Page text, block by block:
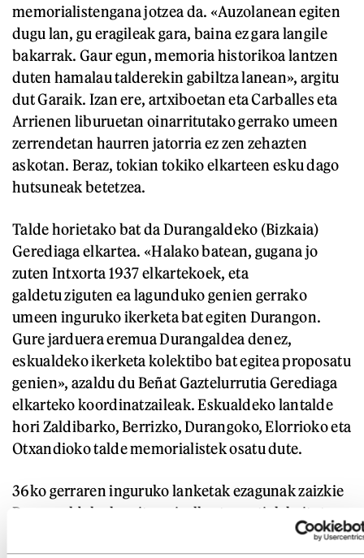
memorialistengana jotzea da. «Auzolanean egiten
dugu lan, gu eragileak gara, baina ez gara langile
bakarrak. Gaur egun, memoria historikoa lantzen
duten hamalau talderekin gabiltza lanean», argitu
dut Garaik. Izan ere, artxiboetan eta Carballes eta
Arrienen liburuetan oinarritutako gerrako umeen
zerrendetan haurren jatorria ez zen zehazten
askotan. Beraz, tokian tokiko elkarteen esku dago
hutsuneak betetzea.
Talde horietako bat da Durangaldeko (Bizkaia)
Gerediaga elkartea. «Halako batean, gugana jo
zuten Intxorta 1937 elkartekoek, eta
galdetu ziguten ea lagunduko genien gerrako
umeen inguruko ikerketa bat egiten Durangon.
Gure jarduera eremua Durangaldea denez,
eskualdeko ikerketa kolektibo bat egitea proposatu
genien», azaldu du Beñat Gaztelurrutia Gerediaga
elkarteko koordinatzaileak. Eskualdeko lantalde
hori Zaldibarko, Berrizko, Durangoko, Elorrioko eta
Otxandioko talde memorialistek osatu dute.
36ko gerraren inguruko lanketak ezagunak zaizkie
Durangaldeko herritarrei, elkarte guztiek baitute
beren «gertuko historia ikertzeko motiboren bat»,